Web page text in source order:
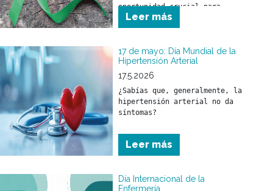
oportunidad crucial para
salvar y mejorar la calidad
de vida de miles de personas.
Leer más
17 de mayo: Día Mundial de la
Hipertensión Arterial
17.5.2026
¿Sabías que, generalmente, la
hipertensión arterial no da
síntomas?
Leer más
Día Internacional de la
Enfermería